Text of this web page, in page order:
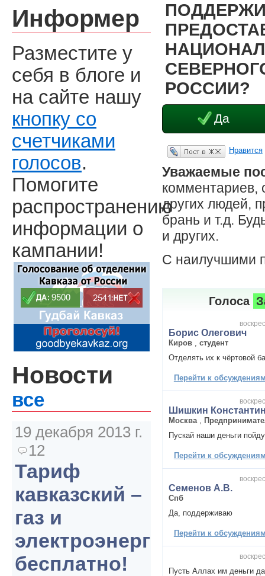
РОССИИ?
Да
Опубликовать в ЖЖ Нравится
Уважаемые
комментариев,
других людей,
брань и т.д.
и других.
С наилучшими
Голоса
Борис Олегович
Киров
студент
Отделять их к чёртовой
Перейти к
Шишкин
Москва
Пускай наши деньги
Перейти к
Семенов А.В.
Спб
Да, поддерживаю
Перейти к
Пусть Аллах им деньги
Информер
Разместите у
себя в блоге и
на сайте нашу
кнопку со
счетчиками
голосов.
Помогите
распространению
информации о
кампании!
Новости
все
19 декабря 2013 г.
12
Тариф
кавказский –
газ и
электроэнергия
бесплатно!